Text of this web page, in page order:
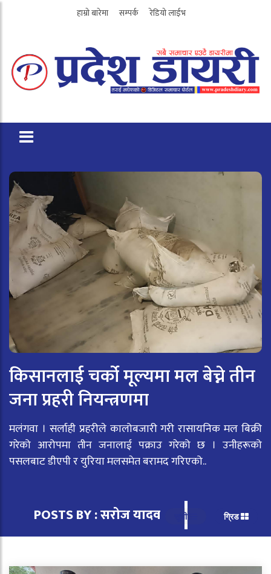
हाम्रो बारेमा सम्पर्क रेडियो लाईभ
किसानलाई चर्को मूल्यमा मल बेच्ने तीन
जना प्रहरी नियन्त्रणमा
मलंगवा । सर्लाही प्रहरीले कालोबजारी गरी रासायनिक मल बिक्री
गरेको आरोपमा तीन जनालाई पक्राउ गरेको छ । उनीहरूको
पसलबाट डीएपी र युरिया मलसमेत बरामद गरिएको..
POSTS BY : सरोज यादव सूची ग्रिड